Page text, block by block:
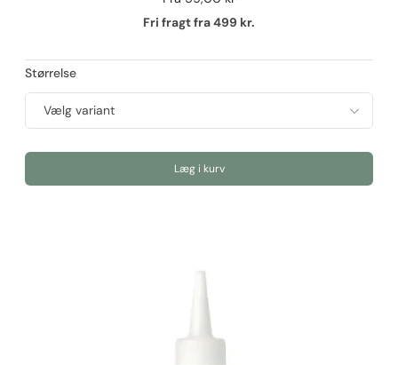
Fri fragt fra 499 kr.
Størrelse
Læg i kurv